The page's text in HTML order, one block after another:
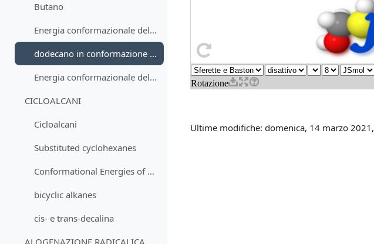
Butano
Energia conformazionale del butano
dodecano in conformazione estesa
Energia conformazionale del 2-cloro-3-metilbutano
CICLOALCANI
Cicloalcani
Substituted cyclohexanes
Conformational Energies of Substituted Cyclohexanes
bicyclic alkanes
cis- e trans-decalina
Ultime modifiche: domenica, 14 marzo